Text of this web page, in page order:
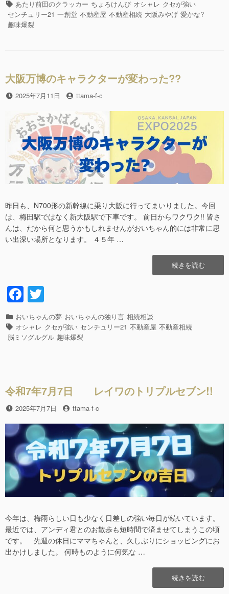
ち
ゃ
ね!!”の
e
o
k
er
テ
ゴ
リ
タ
グ
あたり前田のクラッカー ちょろけんぴ オシャレ クセが強い
センチュリー21 一創堂 不動産屋 不動産相続 大阪みやげ 愛かな?
趣味爆裂
大阪万博のキャラクターが変わった??
投
日
2025年7月11日
投
者
ttama-f-c
昨日も、N700形の新幹線に乗り大阪に行ってまいりました。今回
は、梅田駅ではなく新大阪駅で下車です。 前日からワクワク!! 皆さ
んは、だから何と思うかもしれませんがおいちゃん的には非常に思
い出深い場所となります。 ４５年 …
“大
阪
ャ
変
わ
続きを読む
F
a
c
e
o
k
wi
tt
er
カ
テ
ゴ
おいちゃんの夢 おいちゃんの独り言 相続相談
タ
グ
オシャレ クセが強い センチュリー21 不動産屋 不動産相続
脳ミソグルグル 趣味爆裂
令和7年7月7日 レイワのトリプルセブン!!
投
日
2025年7月7日
投
者
ttama-f-c
今年は、梅雨らしい日も少なく日差しの強い毎日が続いています。
最近では、アンディ君とのお散歩も短時間で済ませてしまうこの頃
です。 先週の休日にママちゃんと、久しぶりにショッピングにお
出かけしました。 何時ものように何気な …
“令
和
続きを読む